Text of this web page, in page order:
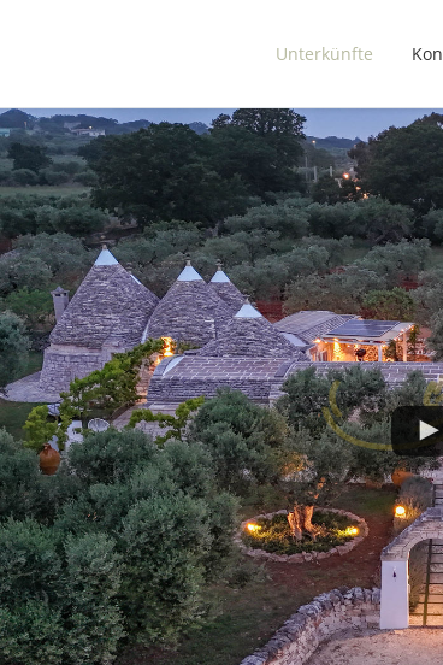
Unterkünfte